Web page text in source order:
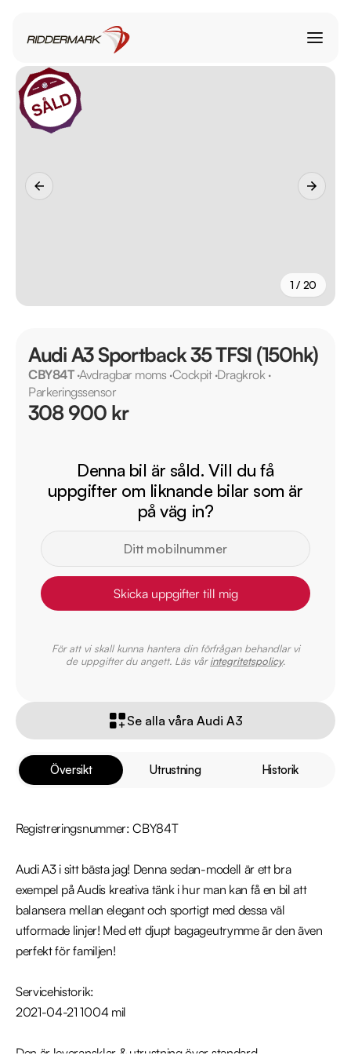
1 / 20
Översikt Utrustning Historik
Registreringsnummer: CBY84T
Audi A3 i sitt bästa jag! Denna sedan-modell är ett bra
exempel på Audis kreativa tänk i hur man kan få en bil att
balansera mellan elegant och sportigt med dessa väl
utformade linjer! Med ett djupt bagageutrymme är den även
perfekt för familjen!
Servicehistorik:
2021-04-21 1004 mil
Audi A3 Sportback 35 TFSI (150hk)
CBY84T·Avdragbar moms ·Cockpit·Dragkrok·
Parkeringssensor
308 900 kr
Denna bil är såld. Vill du få
uppgifter om liknande bilar som är
på väg in?
Skicka uppgifter till mig
För att vi skall kunna hantera din förfrågan behandlar vi
de uppgifter du angett. Läs vårintegritetspolicy.
Se alla våra Audi A3